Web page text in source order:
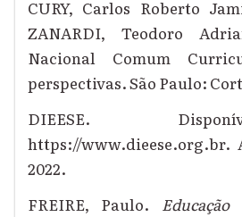
CURY, Carlos Roberto
ZANARDI, Teodoro
Nacional Comum
perspectivas. São Paulo:
DIEESE.
https://www.dieese.org.br.
2022.
FREIRE, Paulo.